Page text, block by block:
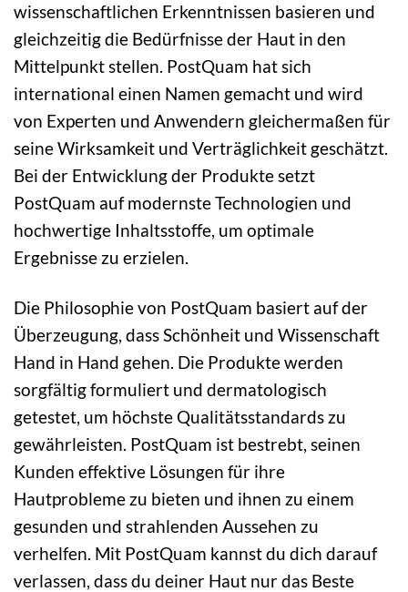
wissenschaftlichen Erkenntnissen basieren und
gleichzeitig die Bedürfnisse der Haut in den
Mittelpunkt stellen. PostQuam hat sich
international einen Namen gemacht und wird
von Experten und Anwendern gleichermaßen für
seine Wirksamkeit und Verträglichkeit geschätzt.
Bei der Entwicklung der Produkte setzt
PostQuam auf modernste Technologien und
hochwertige Inhaltsstoffe, um optimale
Ergebnisse zu erzielen.
Die Philosophie von PostQuam basiert auf der
Überzeugung, dass Schönheit und Wissenschaft
Hand in Hand gehen. Die Produkte werden
sorgfältig formuliert und dermatologisch
getestet, um höchste Qualitätsstandards zu
gewährleisten. PostQuam ist bestrebt, seinen
Kunden effektive Lösungen für ihre
Hautprobleme zu bieten und ihnen zu einem
gesunden und strahlenden Aussehen zu
verhelfen. Mit PostQuam kannst du dich darauf
verlassen, dass du deiner Haut nur das Beste